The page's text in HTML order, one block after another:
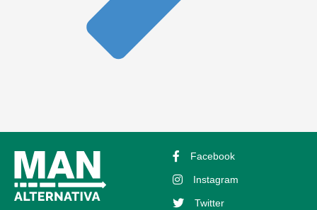
Facebook
Instagram
Twitter